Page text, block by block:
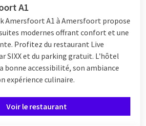
Valk consiste en un buffet copieux
de plats:
de pain et petits pains de luxe
et sucrée
types de quark
froids de poisson et de viande
de poisson, de viande et de saison
A1
Amersfoort A1 à Amersfoort propose
modernes offrant confort et une
Profitez du restaurant Live
SIXX et du parking gratuit. L'hôtel
bonne accessibilité, son ambiance
expérience culinaire.
Voir le restaurant